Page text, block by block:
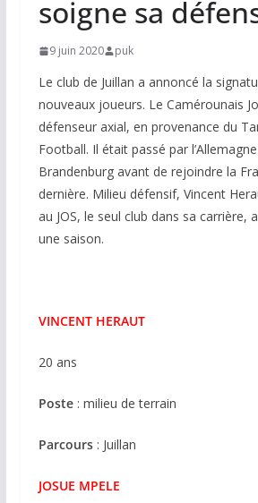
soigne sa
9 juin 2020 puk
Le club de Juillan a annoncé la
nouveaux joueurs. Le Camérounais
défenseur axial, en provenance du
Football. Il était passé par
Brandenburg avant de rejoindre la
dernière. Milieu défensif, Vincent
au JOS, le seul club dans sa carrière,
une saison.
VINCENT HERAUT
20 ans
Poste: milieu de terrain
Parcours: Juillan
JOSUE MPELE